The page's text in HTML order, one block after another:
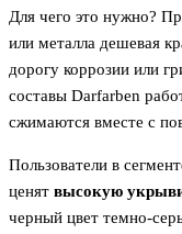
Для чего это нужно?
или металла дешевая
дорогу коррозии или
составы Darfarben
сжимаются вместе с
Пользователи в
ценят высокую
черный цвет темно-